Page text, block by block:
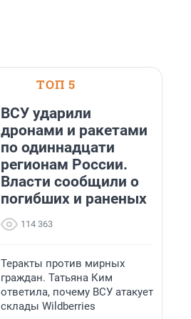
ТОП 5
ВСУ ударили
дронами и ракетами
по одиннадцати
регионам России.
Власти сообщили о
погибших и раненых
114 363
Теракты против мирных
граждан. Татьяна Ким
ответила, почему ВСУ атакует
склады Wildberries